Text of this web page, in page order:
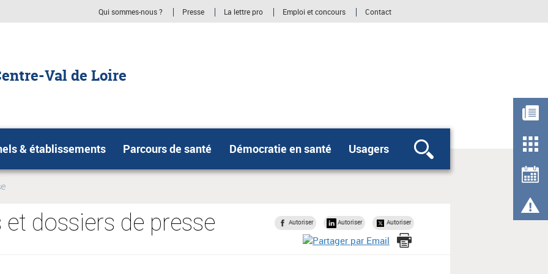
Qui sommes-nous ? Presse La lettre pro Emploi et concours Contact
Val de Loire
& établissements Parcours de santé Démocratie en santé Usagers Rechercher
dossiers de presse Autoriser Autoriser Autoriser